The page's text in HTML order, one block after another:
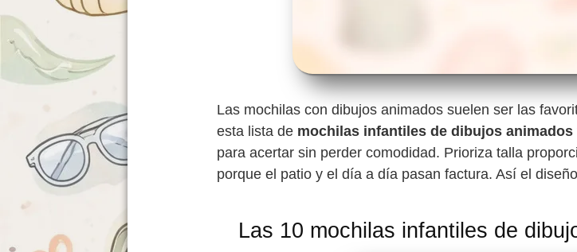
Las mochilas con dibujos animados suelen ser las
esta lista de mochilas infantiles de dibujos animados
para acertar sin perder comodidad. Prioriza talla
porque el patio y el día a día pasan factura. Así el
Las 10 mochilas infantiles de